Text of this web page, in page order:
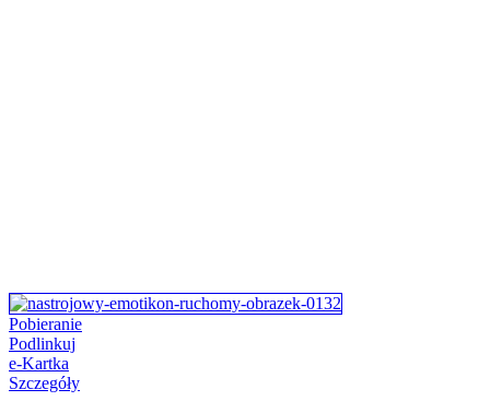
Pobieranie
Podlinkuj
e-Kartka
Szczegóły